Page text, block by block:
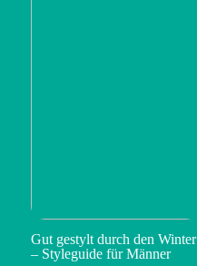
Gut gestylt durch den Winter
– Styleguide für Männer